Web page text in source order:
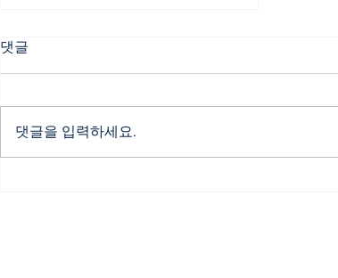
보이스피싱 강제추방 당하지
벌을 받게 되면 원칙적으로 강제추
방 대상자에 해당하는데 우리나라
댓글
댓글을 입력하세요.